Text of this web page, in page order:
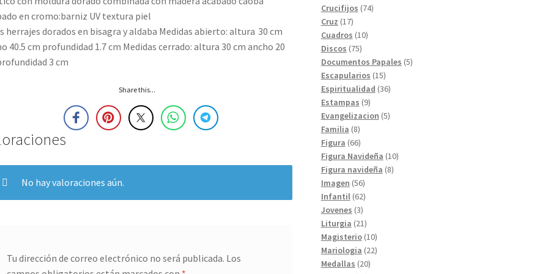
en cromo:barniz UV textura piel
herrajes dorados en bisagra y aldaba Medidas abierto: altura
https://www.traditionrolex.com/50
30 cm
40.5 cm profundidad 1.7 cm Medidas cerrado: altura 30 cm ancho 20
3 cm
Share this...
No hay valoraciones aún.
Tu dirección de correo electrónico no será publicada. Los
productos
Crucifijos 7474
Cruz 1717
productos
Cuadros 1010
Discos 7575
productos
Documentos Papales 55
Escapularios 1515
productos
Espiritualidad 3636
Estampas 99
productos
Evangelizacion 55
Familia 88
productos
Figura 6666
productos
Figura Navideña 1010
Figura navideña 88
Imagen 5656
productos
Infantil 6262
productos
Jovenes 33
productos
Liturgia 2121
productos
Magisterio 1010
productos
Mariologia 2222
Medallas 2020